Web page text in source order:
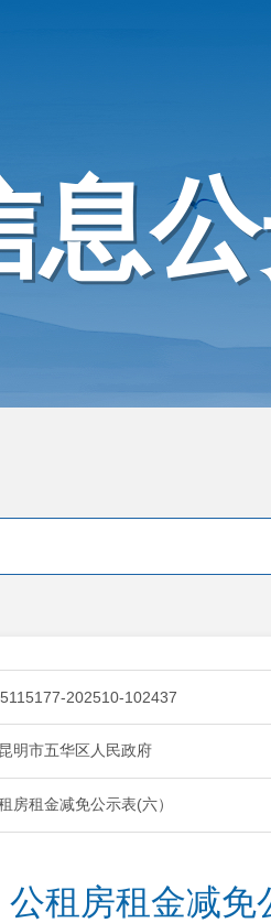
息
202510-102437
明市五华区人民政府
房租金减免公示表(六）
公租房租金减免